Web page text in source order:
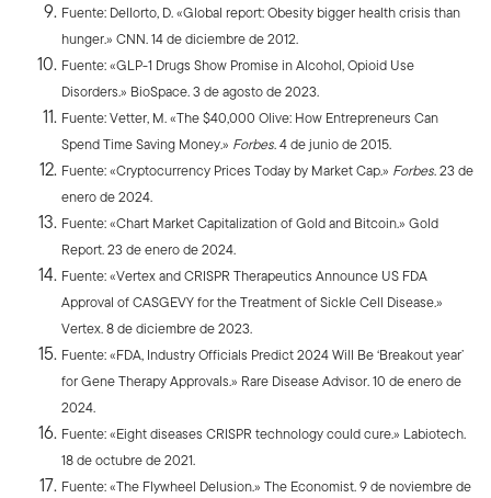
Fuente: Dellorto, D. «Global report: Obesity bigger health crisis than
hunger.» CNN. 14 de diciembre de 2012.
Fuente: «GLP-1 Drugs Show Promise in Alcohol, Opioid Use
Disorders.» BioSpace. 3 de agosto de 2023.
Fuente: Vetter, M. «The $40,000 Olive: How Entrepreneurs Can
Spend Time Saving Money.» Forbes. 4 de junio de 2015.
Fuente: «Cryptocurrency Prices Today by Market Cap.» Forbes. 23 de
enero de 2024.
Fuente: «Chart Market Capitalization of Gold and Bitcoin.» Gold
Report. 23 de enero de 2024.
Fuente: «Vertex and CRISPR Therapeutics Announce US FDA
Approval of CASGEVY for the Treatment of Sickle Cell Disease.»
Vertex. 8 de diciembre de 2023.
Fuente: «FDA, Industry Officials Predict 2024 Will Be ‘Breakout year’
for Gene Therapy Approvals.» Rare Disease Advisor. 10 de enero de
2024.
Fuente: «Eight diseases CRISPR technology could cure.» Labiotech.
18 de octubre de 2021.
Fuente: «The Flywheel Delusion.» The Economist. 9 de noviembre de